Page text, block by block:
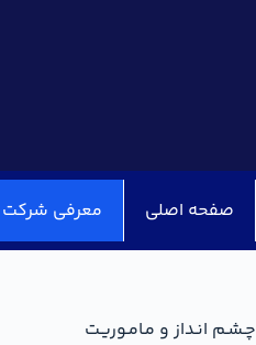
صفحه اصلی معرفی شرکت
چـشـم انـداز و مـامـوریـت